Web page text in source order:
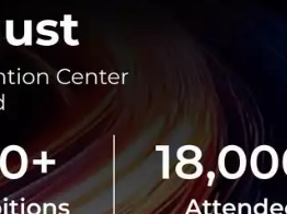
ระยะยาวจากนโยบาย new S-
เกษมศานติ์ หัวหน้าดูแลรับผิดชอบ
ด้วยความร่วมมือจากภาครัฐและ
งทุน ทั้งจากในและต่างประเทศ กา
ามร่วมมือระหว่างแต่ละฝ่าย และมี
าหกรรม รวมถึงด้านการเงิน โดย
ดสินใจโดยอ้างอิงจากข้อมูลข้างต้